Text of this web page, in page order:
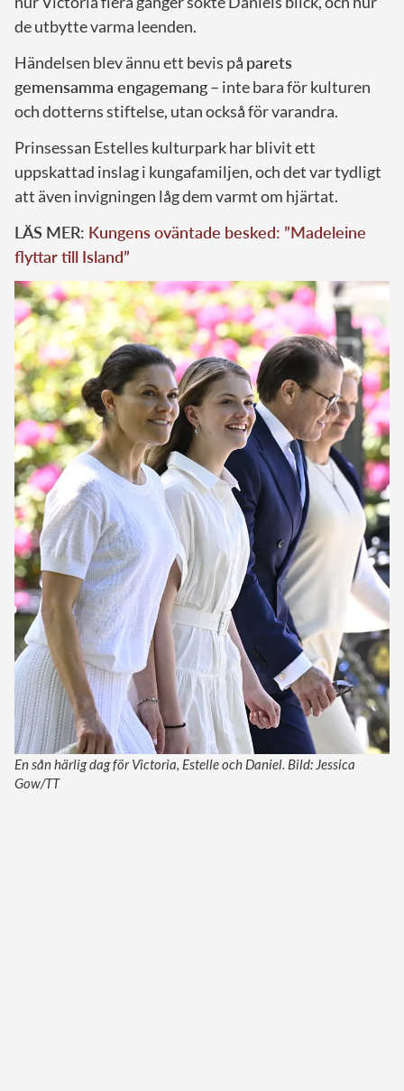
de utbytte varma leenden.
Händelsen blev ännu ett bevis på parets
gemensamma engagemang– inte bara för kulturen
och dotterns stiftelse, utan också för varandra.
Prinsessan Estelles kulturpark har blivit ett
uppskattad inslag i kungafamiljen, och det var tydligt
att även invigningen låg dem varmt om hjärtat.
LÄS MER: Kungens oväntade besked: ”Madeleine
flyttar till Island”
En sån härlig dag för Victoria, Estelle och Daniel. Bild: Jessica
Gow/TT